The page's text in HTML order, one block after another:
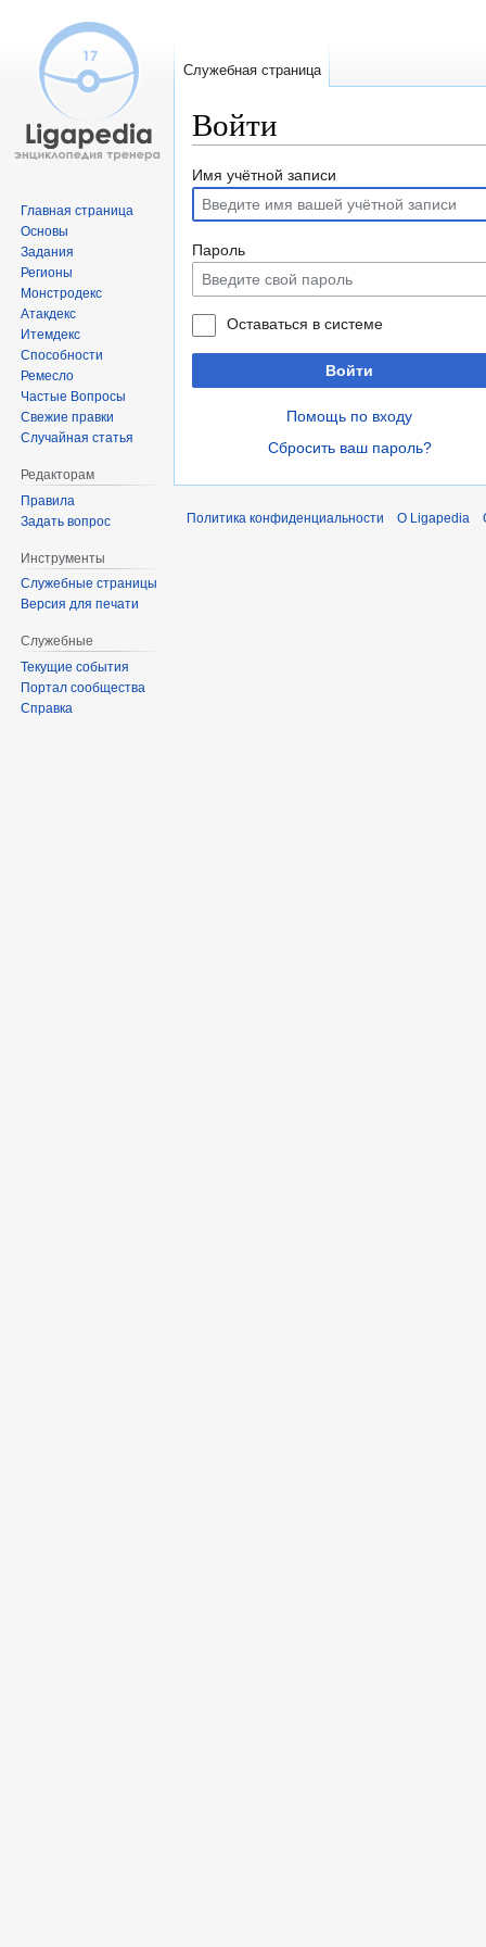
Войти
Перейти
навигации
Перейти
поиску
Имя учётной записи
Пароль
Оставаться в системе
Войти
Помощь по входу
Сбросить ваш пароль?
Служебная страница
Главная страница
Основы
Задания
Регионы
Монстродекс
Атакдекс
Итемдекс
Способности
Ремесло
Частые Вопросы
Свежие правки
Случайная статья
Редакторам
Правила
Задать вопрос
Инструменты
Служебные страницы
Версия для печати
Служебные
Текущие события
Портал сообщества
Справка
Политика конфиденциальности О Ligapedia